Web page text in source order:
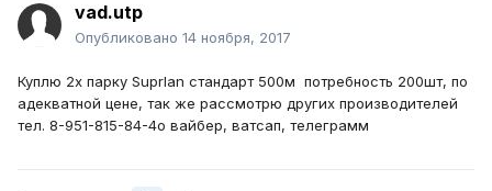
vad.utp
Опубликовано 14 ноября, 2017
Куплю 2х парку Suprlan стандарт 500м потребность 200шт, по
адекватной цене, так же рассмотрю других производителей
тел. 8-951-815-84-4о вайбер, ватсап, телеграмм